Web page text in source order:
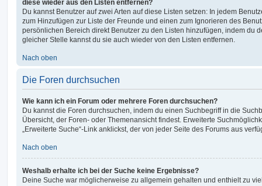
diese wieder aus den Listen entfernen?
Du kannst Benutzer auf zwei Arten auf diese Listen setzen: In jedem
zum Hinzufügen zur Liste der Freunde und einen zum Ignorieren des
persönlichen Bereich direkt Benutzer zu den Listen hinzufügen, indem du
gleicher Stelle kannst du sie auch wieder von den Listen entfernen.
Nach oben
Die Foren durchsuchen
Wie kann ich ein Forum oder mehrere Foren durchsuchen?
Du kannst die Foren durchsuchen, indem du einen Suchbegriff in die
Übersicht, der Foren- oder Themenansicht findest. Erweiterte
„Erweiterte Suche“-Link anklickst, der von jeder Seite des Forums aus
Nach oben
Weshalb erhalte ich bei der Suche keine Ergebnisse?
Deine Suche war möglicherweise zu allgemein gehalten und enthielt zu